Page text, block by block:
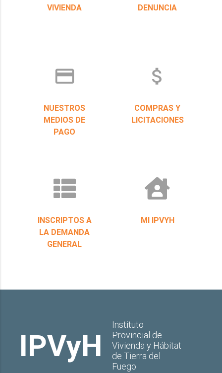
VIVIENDA
DENUNCIA
credit_card
NUESTROS
MEDIOS DE
PAGO
attach_money
COMPRAS Y
LICITACIONES
INSCRIPTOS A
LA DEMANDA
GENERAL
MI IPVYH
IPVyH
Instituto
Provincial de
Vivienda y Hábitat
de Tierra del
Fuego